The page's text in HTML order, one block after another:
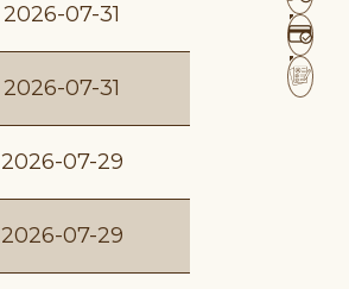
2026-07-31
2026-07-31
2026-07-29
2026-07-29